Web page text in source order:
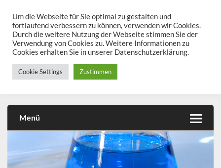
contentchemieseiten.de
Chemie kann man üben!
Menü
Um die Webseite für Sie optimal zu gestalten und
fortlaufend verbessern zu können, verwenden wir Cookies.
Durch die weitere Nutzung der Webseite stimmen Sie der
Verwendung von Cookies zu. Weitere Informationen zu
Cookies erhalten Sie in unserer Datenschutzerklärung.
Cookie Settings Zustimmen